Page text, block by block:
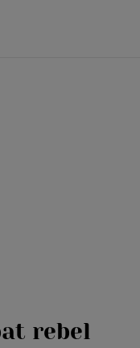
rebel